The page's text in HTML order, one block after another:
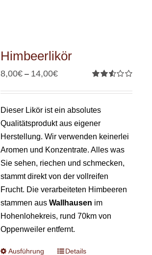
Himbeerlikör
mit
von 5
8,00€ – 14,00€
Dieser Likör ist ein absolutes
Qualitätsprodukt aus eigener
Herstellung. Wir verwenden keinerlei
Aromen und Konzentrate. Alles was
Sie sehen, riechen und schmecken,
stammt direkt von der vollreifen
Frucht. Die verarbeiteten Himbeeren
stammen aus Wallhausen im
Hohenlohekreis, rund 70km von
Oppenweiler entfernt.
Ausführung
Details